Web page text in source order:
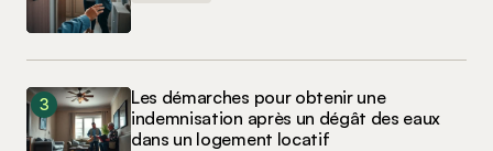
Les démarches pour obtenir une
indemnisation après un dégât des eaux
dans un logement locatif